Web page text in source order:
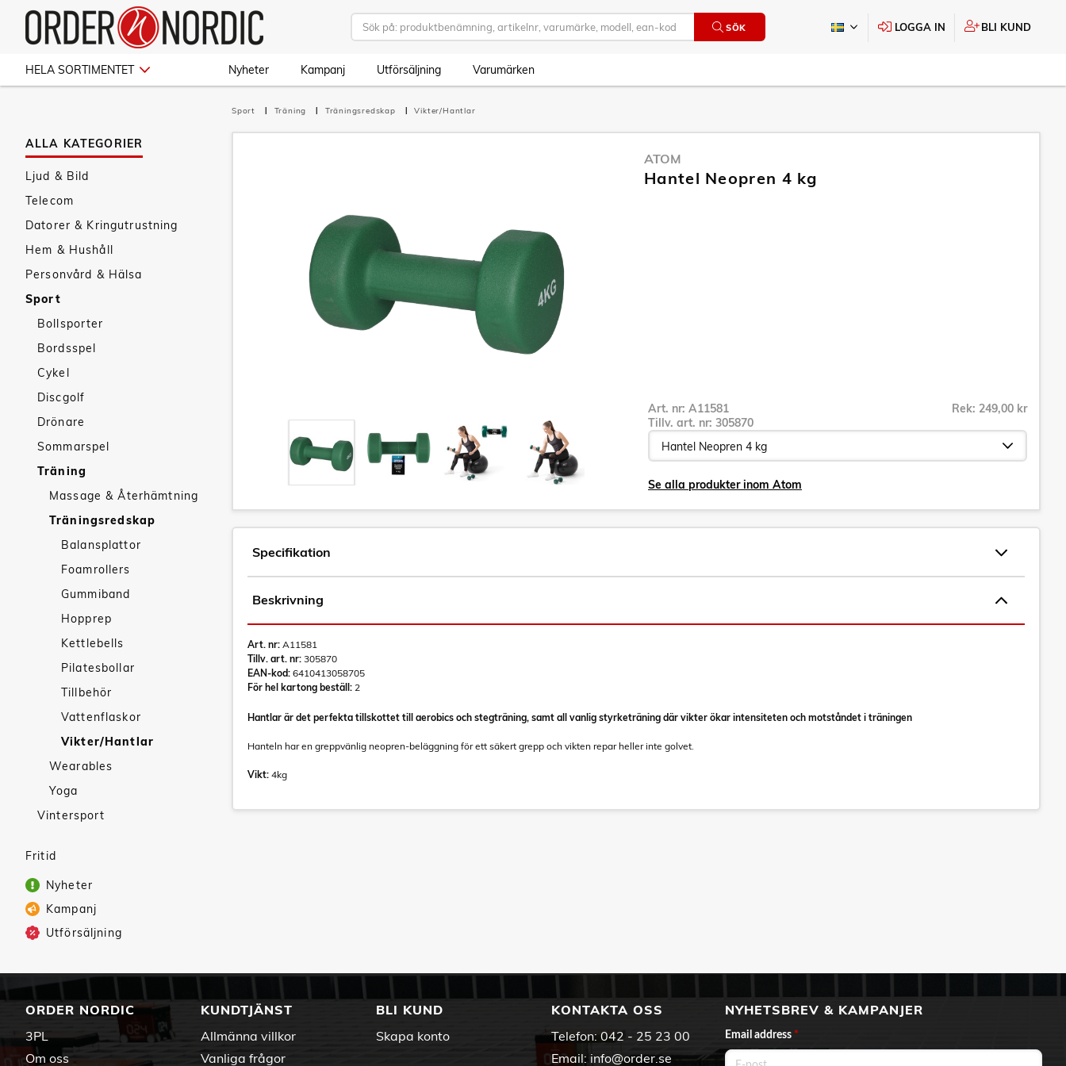
SÖK LOGGA IN BLI KUND
HELA SORTIMENTET Nyheter Kampanj Utförsäljning Varumärken
ALLA KATEGORIER
Ljud & Bild
Telecom
Datorer & Kringutrustning
Hem & Hushåll
Personvård & Hälsa
Sport
Bollsporter
Bordsspel
Cykel
Discgolf
Drönare
Sommarspel
Träning
Massage & Återhämtning
Träningsredskap
Balansplattor
Foamrollers
Gummiband
Hopprep
Kettlebells
Pilatesbollar
Tillbehör
Vattenflaskor
Vikter/Hantlar
Wearables
Yoga
Vintersport
Fritid
Nyheter
Kampanj
Utförsäljning
Sport Träning Träningsredskap Vikter/Hantlar
ATOM
Hantel Neopren 4 kg
Art. nr: A11581
Tillv. art. nr: 305870
Rek: 249,00 kr
Se alla produkter inom Atom
Specifikation
Beskrivning
Art. nr: A11581
Tillv. art. nr: 305870
EAN-kod: 6410413058705
För hel kartong beställ: 2
Hantlar är det perfekta tillskottet till aerobics och stegträning, samt all vanlig styrketräning där vikter ökar intensiteten och motståndet i träningen
Hanteln har en greppvänlig neopren-beläggning för ett säkert grepp och vikten repar heller inte golvet.
Vikt: 4kg
ORDER NORDIC
3PL
Om oss
KUNDTJÄNST
Allmänna villkor
Vanliga frågor
BLI KUND
Skapa konto
KONTAKTA OSS
Telefon: 042 - 25 23 00
Email: info@order.se
NYHETSBREV & KAMPANJER
Email address *